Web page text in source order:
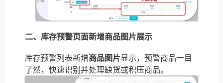
二、库存预警页面新增商品图片展示
库存预警列表新增商品图片显示，预警商品一目
了然，快速识别并处理缺货或积压商品。